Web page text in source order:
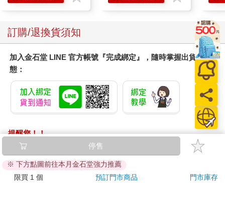
訂購/退換貨須知
加入金石堂 LINE 官方帳號『完成綁定』，隨時掌握出貨動
態：
提醒您！！
金石堂及銀行均不會請您操作ATM! 如接獲電話要求您前往
ATM提款機，請不要聽從指示，以免受騙上當！
退換貨須知：
停售
※ 下方點圖前往本月金石堂強力推薦
限買 1 個
預訂門市商品 門市庫存